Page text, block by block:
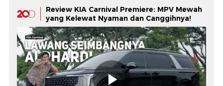
Review KIA Carnival Premiere: MPV Mewah
yang Kelewat Nyaman dan Canggihnya!